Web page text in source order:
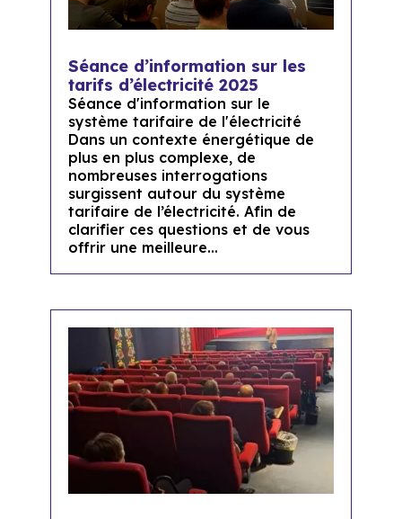
Séance d’information sur les
tarifs d’électricité 2025
Séance d'information sur le
système tarifaire de l'électricité
Dans un contexte énergétique de
plus en plus complexe, de
nombreuses interrogations
surgissent autour du système
tarifaire de l’électricité. Afin de
clarifier ces questions et de vous
offrir une meilleure...